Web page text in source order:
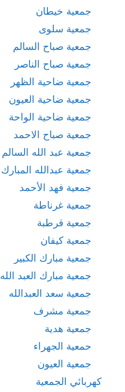
جمعية خيطان
جمعية سلوى
جمعية صباح السالم
جمعية صباح الناصر
جمعية ضاحية الظهر
جمعية ضاحية العيون
جمعية ضاحية الواحة
جمعية صباح الاحمد
جمعية عبد الله السالم
جمعية عبدالله المبارك
جمعية فهد الأحمد
جمعية غرناطة
جمعية قرطبة
جمعية كيفان
جمعية مبارك الكبير
جمعية مبارك العبد الله
جمعية سعد العبدالله
جمعية مشرف
جمعية هدية
حمعية الجهراء
جمعية العيون
كهربائي الجمعية